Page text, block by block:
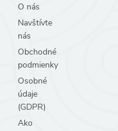
O nás
Navštívte
nás
Obchodné
podmienky
Osobné
údaje
(GDPR)
Ako